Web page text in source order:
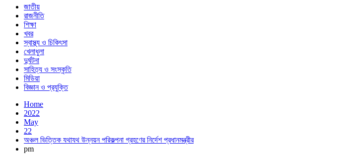
জাতীয়
রাজনীতি
শিক্ষা
খবর
স্বাস্থ্য ও চিকিৎসা
খেলাধুলা
দুর্ঘটনা
সাহিত্য ও সংস্কৃতি
মিডিয়া
বিজ্ঞান ও প্রযুক্তি
Home
2022
May
22
অঞ্চল ভিত্তিক যথাযথ উন্নয়ন পরিকল্পনা গ্রহণের নির্দেশ প্রধানমন্ত্রীর
pm